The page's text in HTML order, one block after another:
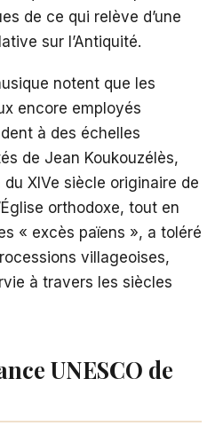
de ce qui relève d’une
sur l’Antiquité.
notent que les
encore employés
à des échelles
de Jean Koukouzélès,
XIVe siècle originaire de
orthodoxe, tout en
« excès païens », a toléré
villageoises,
à travers les siècles
UNESCO de